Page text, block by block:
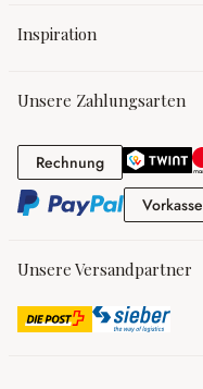
Inspiration
Unsere Zahlungsarten
RechnungRechnung
Vorkasse
Unsere Versandpartner